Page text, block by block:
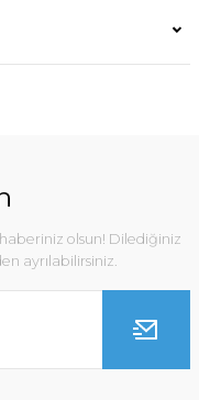
olsun! Dilediğiniz
ayrılabilirsiniz.